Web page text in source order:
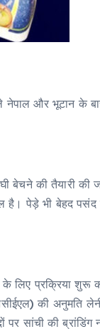
और भूटान के
बेचने की तैयारी की
है। पेड़े भी बेहद
प्रक्रिया शुरू
की अनुमति
सांची की ब्रांडिंग